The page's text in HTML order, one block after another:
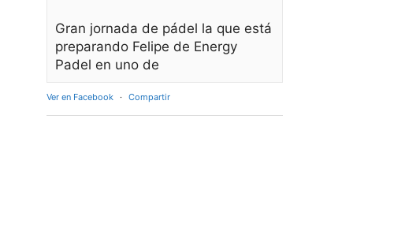
Gran jornada de pádel la que está
preparando Felipe de Energy
Padel en uno de
Ver en Facebook · Compartir